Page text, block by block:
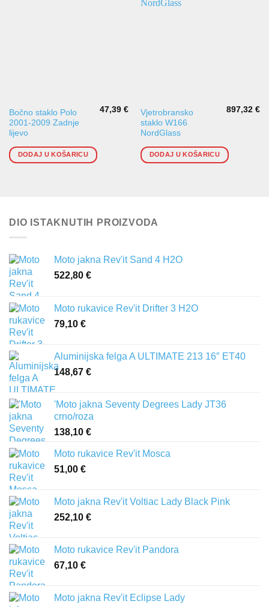
Bočno staklo Polo
2001-2009 Zadnje
lijevo
47,39€
DODAJ U KOŠARICU
Vjetrobransko
staklo W166
NordGlass
897,32€
DODAJ U KOŠARICU
DIO ISTAKNUTIH PROIZVODA
Moto jakna Rev'it Sand 4 H2O
522,80 €
Moto rukavice Rev'it Drifter 3 H2O
79,10 €
Aluminijska felga A ULTIMATE 213 16″ ET40
148,67 €
'Moto jakna Seventy Degrees Lady JT36
crno/roza
138,10 €
Moto rukavice Rev'it Mosca
51,00 €
Moto jakna Rev'it Voltiac Lady Black Pink
252,10 €
Moto rukavice Rev'it Pandora
67,10 €
Moto jakna Rev'it Eclipse Lady